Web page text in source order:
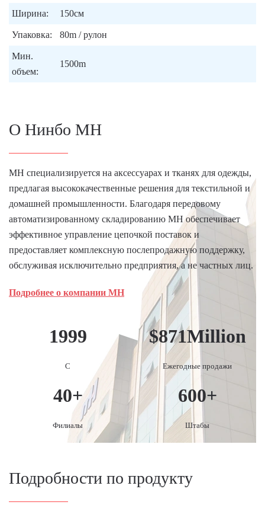
Ширина: 150см
Упаковка: 80m / рулон
Мин.
объем:
1500m
О Нинбо MH
MH специализируется на аксессуарах и тканях для одежды,
предлагая высококачественные решения для текстильной и
домашней промышленности. Благодаря передовому
автоматизированному складированию MH обеспечивает
эффективное управление цепочкой поставок и
предоставляет комплексную послепродажную поддержку,
обслуживая исключительно предприятия, а не частных лиц.
Подробнее о компании MH
1999
С
$871Million
Ежегодные продажи
40+
Филиалы
600+
Штабы
Подробности по продукту